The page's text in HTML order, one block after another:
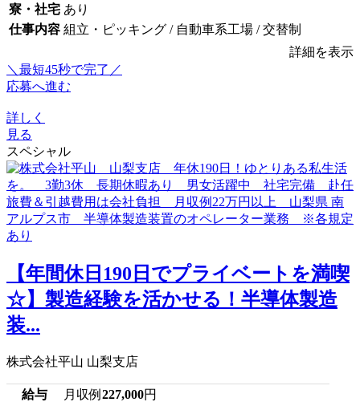
寮・社宅 あり
仕事内容 組立・ピッキング / 自動車系工場 / 交替制
詳細を表示
＼最短45秒で完了／
応募へ進む
詳しく
見る
スペシャル
【年間休日190日でプライベートを満喫
☆】製造経験を活かせる！半導体製造
装...
株式会社平山 山梨支店
給与 月収例 227,000円